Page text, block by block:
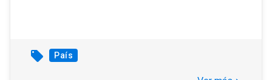
local_offer País